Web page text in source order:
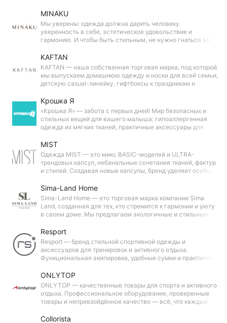
MINAKU
Мы уверены: одежда должна дарить человеку
уверенность в себе, эстетическое удовольствие и
гармонию. И чтобы быть стильным, не нужно гнаться за
творческий подход к созданию образов.
KAFTAN
KAFTAN — наша собственная торговая марка, под которой
мы выпускаем домашнюю одежду и носки для всей семьи,
детскую casual-линейку, гифтбоксы к праздникам и
Крошка Я
«Крошка Я» — забота с первых дней! Мир безопасных и
стильных вещей для вашего малыша: гипоаллергенная
одежда из мягких тканей, практичные аксессуары для
игрушек — каждая деталь продумана с теплом.
MIST
Одежда MIST — это микс BASIC-моделей и ULTRA-
трендовых капсул, небанальные сочетания тканей, фактур
и стилей. Создавая новые капсулы, бренд уделяет особое
Sima-Land Home
Sima-Land Home — это торговая марка компании Sima
Land, созданная для тех, кто стремится к гармонии и уюту
в своем доме. Мы предлагаем экологичные и стильные
спокойствия.
Resport
Resport — бренд стильной спортивной одежды и
аксессуаров для тренировок и активного отдыха.
Функциональная экипировка, удобные сумки и практичные
достижения высоких результатов.
ONLYTOP
ONLYTOP — качественные товары для спорта и активного
отдыха. Профессиональное оборудование, проверенные
товары и непревзойдённое качество — всё, что каждый
впечатления.
Collorista